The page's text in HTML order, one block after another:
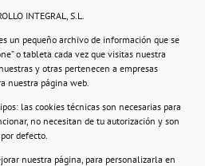
INTEGRAL, S.L.
un pequeño archivo de información que se
o tableta cada vez que visitas nuestra
y otras pertenecen a empresas
nuestra página web.
las cookies técnicas son necesarias para
no necesitan de tu autorización y son
defecto.
nuestra página, para personalizarla en
de datos